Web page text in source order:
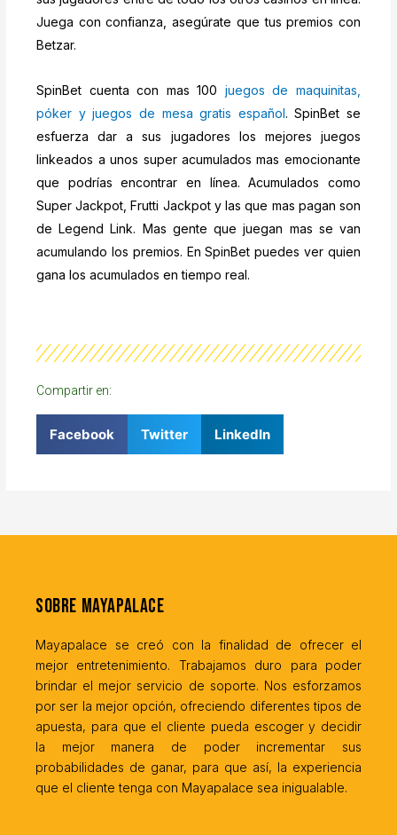
Juega con confianza, asegúrate que tus premios con
Betzar.
SpinBet cuenta con mas 100 juegos de maquinitas,
póker y juegos de mesa gratis español. SpinBet se
esfuerza dar a sus jugadores los mejores juegos
linkeados a unos super acumulados mas emocionante
que podrías encontrar en línea. Acumulados como
Super Jackpot, Frutti Jackpot y las que mas pagan son
de Legend Link. Mas gente que juegan mas se van
acumulando los premios. En SpinBet puedes ver quien
gana los acumulados en tiempo real.
Compartir en:
Facebook Twitter LinkedIn
Sobre MayaPalace
Mayapalace se creó con la finalidad de ofrecer el
mejor entretenimiento. Trabajamos duro para poder
brindar el mejor servicio de soporte. Nos esforzamos
por ser la mejor opción, ofreciendo diferentes tipos de
apuesta, para que el cliente pueda escoger y decidir
la mejor manera de poder incrementar sus
probabilidades de ganar, para que así, la experiencia
que el cliente tenga con Mayapalace sea inigualable.